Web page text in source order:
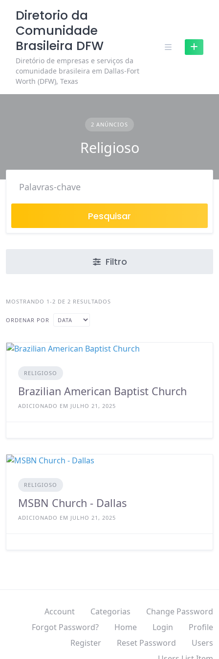
content
Diretorio da
Comunidade
Brasileira DFW
Diretório de empresas e serviços da
comunidade brasileira em Dallas-Fort
Worth (DFW), Texas
2 ANÚNCIOS
Religioso
Pesquisar
Filtro
MOSTRANDO 1-2 DE 2 RESULTADOS
ORDENAR POR
RELIGIOSO
Brazilian American Baptist Church
ADICIONADO EM JULHO 21, 2025
RELIGIOSO
MSBN Church - Dallas
ADICIONADO EM JULHO 21, 2025
Account Categorias
Change Password
Forgot Password?
Home Login
Profile
Register
Reset Password
Users